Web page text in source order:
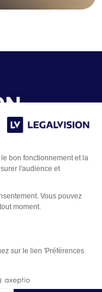
bon fonctionnement et la
l'audience et
Vous pouvez
moment.
sur le lien 'Préférences